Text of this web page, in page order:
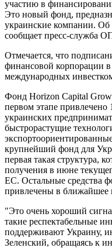
участию в
Это новый фонд,
украинские компании. Об
сообщает пресс-служба
Отмечается, что
финансовой корпорации
международных
Фонд Horizon Capital
первом этапе привлечено
украинских
быстрорастущие
крупнейший фонд для
первая такая структура,
получения в июне
ЕС. Остальные средства
привлечены в ближайшее
"Это очень хороший
такие респектабельные
поддерживают Украину,
Зеленский, обращаясь к